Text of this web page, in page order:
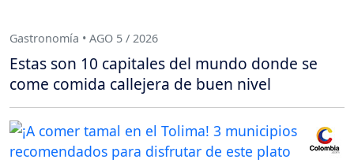
Gastronomía • AGO 5 / 2026
Estas son 10 capitales del mundo donde se
come comida callejera de buen nivel